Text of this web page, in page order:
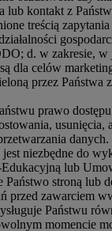
lub kontakt z
treścią
d. w zakresie, w
dla celów
przez Państwa
prawo
usunięcia,
niezbędne do
lub
Państwo stroną lub
przed zawarciem
Państwu
momencie